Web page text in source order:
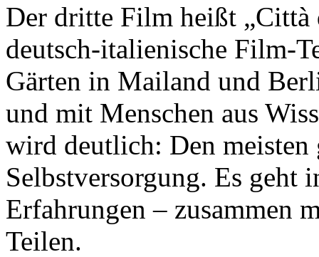
Der dritte Film heißt „Città
deutsch-italienische Film-
Gärten in Mailand und
und mit Menschen aus
wird deutlich: Den meisten
Selbstversorgung. Es geht
Erfahrungen – zusammen
Teilen.